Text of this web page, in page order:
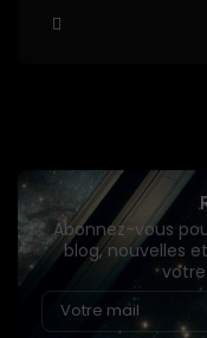
Abonnez-vous
blog, nouvelles